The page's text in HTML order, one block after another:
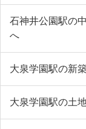
石神井公園駅の
へ
大泉学園駅の新
大泉学園駅の土